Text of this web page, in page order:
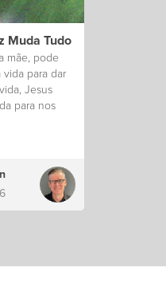
Muda Tudo
mãe, pode
vida para dar
Jesus
para nos